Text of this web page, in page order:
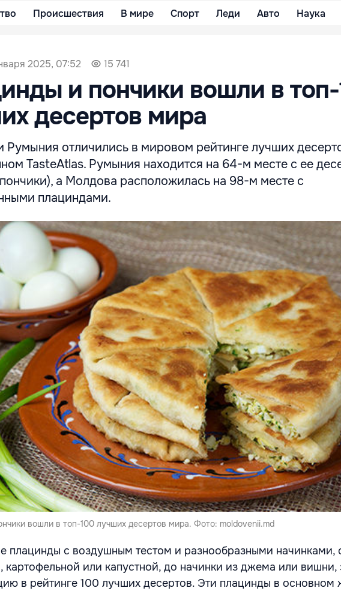
Происшествия В мире Спорт Леди Авто Наука
2025, 07:52 15 741
и пончики вошли в
десертов мира
Румыния отличились в мировом рейтинге лучших
TasteAtlas. Румыния находится на 64-м месте с ее
а Молдова расположилась на 98-м месте с
плациндами.
вошли в топ-100 лучших десертов мира. Фото: moldovenii.md
плацинды с воздушным тестом и разнообразными начинками,
картофельной или капустной, до начинки из джема или вишни,
в рейтинге 100 лучших десертов. Эти плацинды в основном